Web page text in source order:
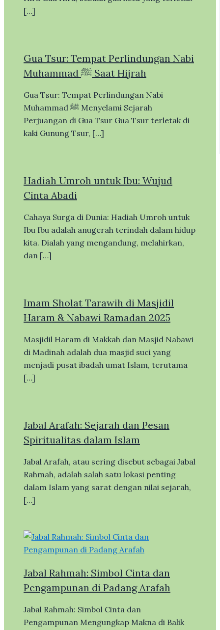
[…]
Gua Tsur: Tempat Perlindungan Nabi
Muhammad ﷺ Saat Hijrah
Gua Tsur: Tempat Perlindungan Nabi
Muhammad ﷺ Menyelami Sejarah
Perjuangan di Gua Tsur Gua Tsur terletak di
kaki Gunung Tsur, […]
Hadiah Umroh untuk Ibu: Wujud
Cinta Abadi
Cahaya Surga di Dunia: Hadiah Umroh untuk
Ibu Ibu adalah anugerah terindah dalam hidup
kita. Dialah yang mengandung, melahirkan,
dan […]
Imam Sholat Tarawih di Masjidil
Haram & Nabawi Ramadan 2025
Masjidil Haram di Makkah dan Masjid Nabawi
di Madinah adalah dua masjid suci yang
menjadi pusat ibadah umat Islam, terutama
[…]
Jabal Arafah: Sejarah dan Pesan
Spiritualitas dalam Islam
Jabal Arafah, atau sering disebut sebagai Jabal
Rahmah, adalah salah satu lokasi penting
dalam Islam yang sarat dengan nilai sejarah,
[…]
Jabal Rahmah: Simbol Cinta dan
Pengampunan di Padang Arafah
Jabal Rahmah: Simbol Cinta dan
Pengampunan Mengungkap Makna di Balik